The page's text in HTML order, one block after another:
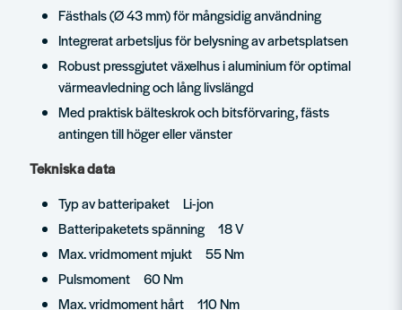
Fästhals (Ø 43 mm) för mångsidig användning
Integrerat arbetsljus för belysning av arbetsplatsen
Robust pressgjutet växelhus i aluminium för optimal
värmeavledning och lång livslängd
Med praktisk bälteskrok och bitsförvaring, fästs
antingen till höger eller vänster
Tekniska data
Typ av batteripaket Li-jon
Batteripaketets spänning 18 V
Max. vridmoment mjukt 55 Nm
Pulsmoment 60 Nm
Max. vridmoment hårt 110 Nm